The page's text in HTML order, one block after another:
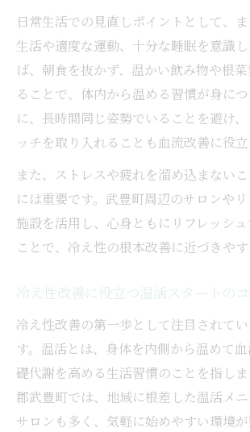
冷え性と温活美容の相乗効果
冷え性に悩む方のための温活
美容サロンで受ける冷え性改
用術
慢性的な冷えならリラクゼーショ
冷え性改善にリラクゼーショ
由
慢性的な冷え性を和らげる施
リラクゼーション施設での冷
談
ン法
冷え性対策に最適なサロンの
美と健康を育む冷え性対策の実践
冷え性改善で美肌と健康を同
る
日常生活での見直しポイントとして、
生活や適度な運動、十分な睡眠を意識
ば、朝食を抜かず、温かい飲み物や根
ることで、体内から温める習慣が身に
に、長時間同じ姿勢でいることを避け
ッチを取り入れることも血流改善に役立
また、ストレスや疲れを溜め込まない
には重要です。武豊町周辺のサロンや
施設を活用し、心身ともにリフレッシ
ことで、冷え性の根本改善に近づきやす
冷え性改善に役立つ温活スタートの
冷え性改善の第一歩として注目されて
す。温活とは、身体を内側から温めて
礎代謝を高める生活習慣のことを指し
郡武豊町では、地域に根差した温活メ
サロンも多く、気軽に始めやすい環境が